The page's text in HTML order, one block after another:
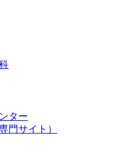
ター
門サイト）